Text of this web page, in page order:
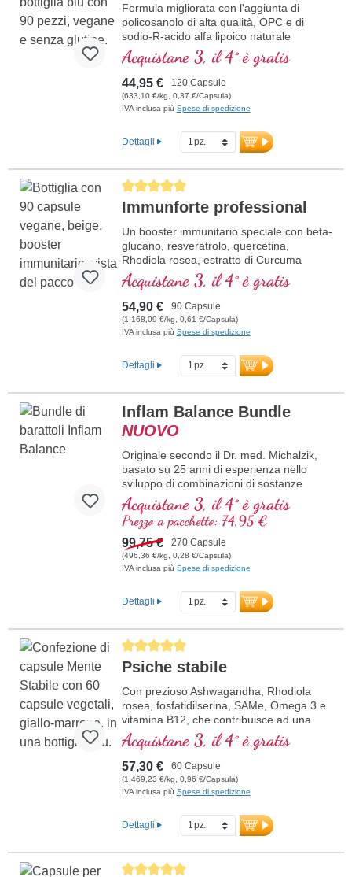
Formula migliorata con l'aggiunta di
policosanolo di alta qualità, OPC e di
sodio-R-acido alfa lipoico naturale
Acquistane 3, il 4° è gratis
44,95 € 120 Capsule
(633,10 €/kg, 0,37 €/Capsula)
IVA inclusa più Spese di spedizione
Dettagli
Average rating of 5 out of 5 stars
Immunforte professional
Un booster immunitario speciale con beta-
glucano, resveratrolo, quercetina,
Rhodiola rosea, estratto di Curcuma
longa, EGCG ed estratto di piperina.
Vitamina D3, vitamina C, selenio e zinco
supportano un sistema immunitario sano.
Acquistane 3, il 4° è gratis
54,90 € 90 Capsule
(1.168,09 €/kg, 0,61 €/Capsula)
IVA inclusa più Spese di spedizione
Dettagli
Inflam Balance Bundle
NUOVO
Originale secondo il Dr. med. Michalzik,
basato su 25 anni di esperienza nello
sviluppo di combinazioni di sostanze
naturali di alta qualità. Combinazione di
tre estratti vegetali ad altissima purezza:
estratto di tè verde con il 98% di polifenoli
e il 50% di EGCG, estratto di Curcuma
con il 95% di curcuminoidi in matrice di
lecitina, nonché estratto di incenso
boswellici. L’unione accuratamente
calibrata di questi estratti standardizzati
qualità controllata e purezza costante.
maggiori informazioni sul bundle
Acquistane 3, il 4° è gratis
Prezzo a pacchetto: 74,95 €
99,75 € 270 Capsule
(496,36 €/kg, 0,28 €/Capsula)
IVA inclusa più Spese di spedizione
Dettagli
Average rating of 5 out of 5 stars
Psiche stabile
Con prezioso Ashwagandha, Rhodiola
rosea, fosfatidilserina, SAMe, Omega 3 e
vitamina B12, che contribuisce ad una
funzione normale della psiche
Acquistane 3, il 4° è gratis
57,30 € 60 Capsule
(1.469,23 €/kg, 0,96 €/Capsula)
IVA inclusa più Spese di spedizione
Dettagli
Average rating of 5 out of 5 stars